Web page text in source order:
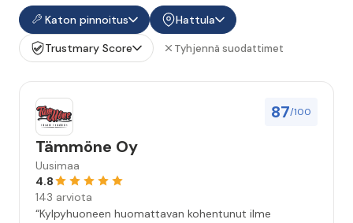
Katon pinnoitus
Hattula
Trustmary Score
Tyhjennä suodattimet
87/100
Tämmöne Oy
Uusimaa
4.8
143 arviota
“Kylpyhuoneen huomattavan kohentunut ilme